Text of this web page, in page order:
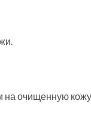
на очищенную